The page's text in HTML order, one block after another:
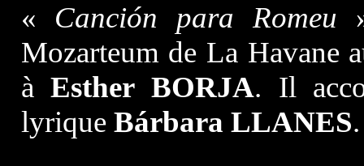
« Canción para Romeu
Mozarteum de La Havane
àEsther BORJA. Il
lyrique Bárbara LLANES.